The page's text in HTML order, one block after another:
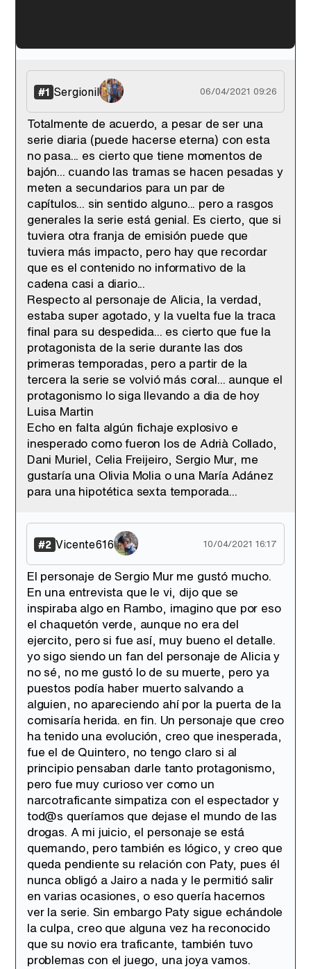
'120 Minutos' celebra sus 2.000 programas en Telemadrid con un vídeo del día a día en la redacción
#1 Sergionil 06/04/2021 09:26
Totalmente de acuerdo, a pesar de ser una
serie diaria (puede hacerse eterna) con esta
no pasa... es cierto que tiene momentos de
bajón... cuando las tramas se hacen pesadas y
meten a secundarios para un par de
capítulos... sin sentido alguno... pero a rasgos
generales la serie está genial. Es cierto, que si
tuviera otra franja de emisión puede que
tuviera más impacto, pero hay que recordar
que es el contenido no informativo de la
cadena casi a diario...
Respecto al personaje de Alicia, la verdad,
estaba super agotado, y la vuelta fue la traca
final para su despedida... es cierto que fue la
protagonista de la serie durante las dos
primeras temporadas, pero a partir de la
tercera la serie se volvió más coral... aunque el
protagonismo lo siga llevando a dia de hoy
Luisa Martin
Echo en falta algún fichaje explosivo e
inesperado como fueron los de Adrià Collado,
Dani Muriel, Celia Freijeiro, Sergio Mur, me
gustaría una Olivia Molia o una María Adánez
para una hipotética sexta temporada...
#2 Vicente616 10/04/2021 16:17
El personaje de Sergio Mur me gustó mucho.
En una entrevista que le vi, dijo que se
inspiraba algo en Rambo, imagino que por eso
el chaquetón verde, aunque no era del
ejercito, pero si fue así, muy bueno el detalle.
yo sigo siendo un fan del personaje de Alicia y
no sé, no me gustó lo de su muerte, pero ya
puestos podía haber muerto salvando a
alguien, no apareciendo ahí por la puerta de la
comisaría herida. en fin. Un personaje que creo
ha tenido una evolución, creo que inesperada,
fue el de Quintero, no tengo claro si al
principio pensaban darle tanto protagonismo,
pero fue muy curioso ver como un
narcotraficante simpatiza con el espectador y
tod@s queríamos que dejase el mundo de las
drogas. A mi juicio, el personaje se está
quemando, pero también es lógico, y creo que
queda pendiente su relación con Paty, pues él
nunca obligó a Jairo a nada y le permitió salir
en varias ocasiones, o eso quería hacernos
ver la serie. Sin embargo Paty sigue echándole
la culpa, creo que alguna vez ha reconocido
que su novio era traficante, también tuvo
problemas con el juego, una joya vamos.